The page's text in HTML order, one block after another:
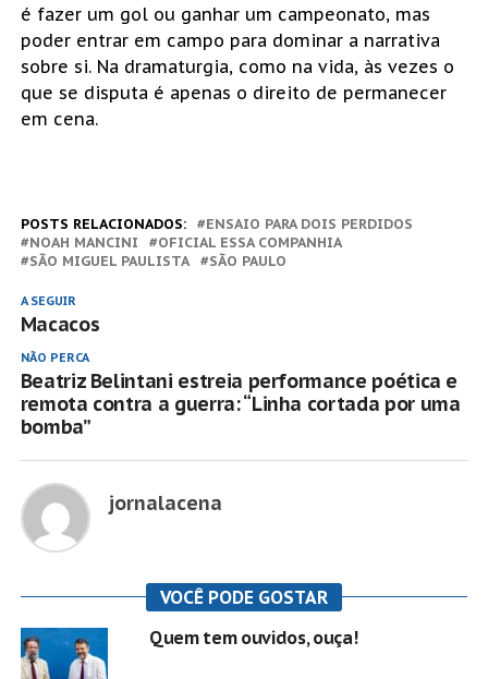
é fazer um gol ou ganhar um campeonato, mas
poder entrar em campo para dominar a narrativa
sobre si. Na dramaturgia, como na vida, às vezes o
que se disputa é apenas o direito de permanecer
em cena.
POSTS RELACIONADOS:
ENSAIO PARA DOIS PERDIDOS
NOAH MANCINI
OFICIAL ESSA COMPANHIA
SÃO MIGUEL PAULISTA
SÃO PAULO
A SEGUIR
Macacos
NÃO PERCA
Beatriz Belintani estreia performance poética e
remota contra a guerra: “Linha cortada por uma
bomba”
jornalacena
VOCÊ PODE GOSTAR
Quem tem ouvidos, ouça!